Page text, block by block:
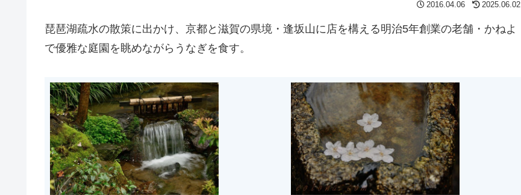
2016.04.06 2025.06.02
琵琶湖疏水の散策に出かけ、京都と滋賀の県境・逢坂山に店を構える明治5年創業の老舗・かねよ
で優雅な庭園を眺めながらうなぎを食す。